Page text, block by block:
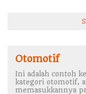
Otomotif
Ini adalah contoh
kategori otomotif,
memasukkannya